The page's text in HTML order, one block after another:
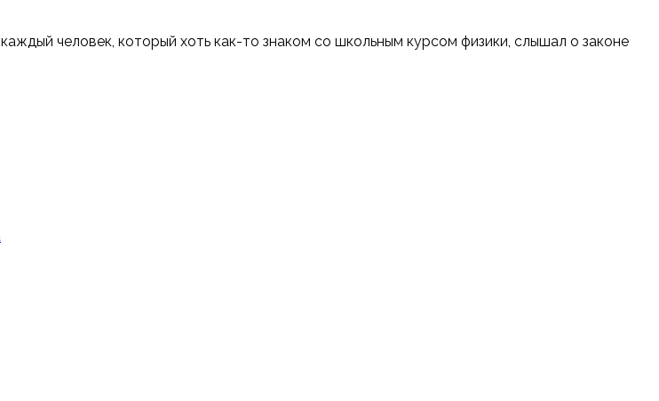
человек, который хоть как-то знаком со школьным курсом физики, слышал о законе